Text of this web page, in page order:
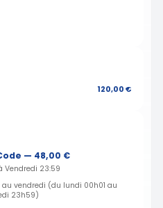
120,00 €
— 48,00 €
Vendredi 23:59
vendredi (du lundi 00h01 au
23h59)